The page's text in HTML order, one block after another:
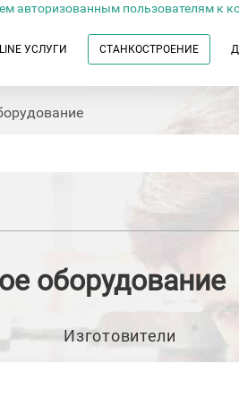
авторизованным пользователям к
УСЛУГИ СТАНКОСТРОЕНИЕ
оборудование
Изготовители